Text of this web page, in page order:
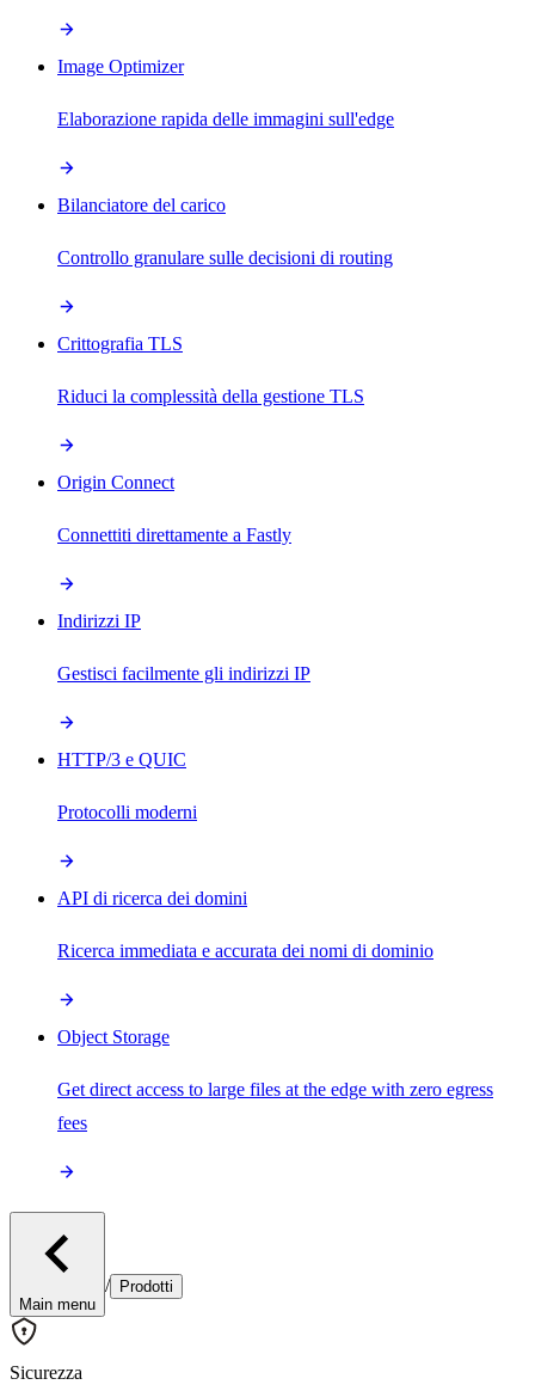
Image Optimizer
Elaborazione rapida delle immagini sull'edge
Bilanciatore del carico
Controllo granulare sulle decisioni di routing
Crittografia TLS
Riduci la complessità della gestione TLS
Origin Connect
Connettiti direttamente a Fastly
Indirizzi IP
Gestisci facilmente gli indirizzi IP
HTTP/3 e QUIC
Protocolli moderni
API di ricerca dei domini
Ricerca immediata e accurata dei nomi di dominio
Object Storage
Get direct access to large files at the edge with zero egress
fees
Main menu
/ Prodotti
Sicurezza